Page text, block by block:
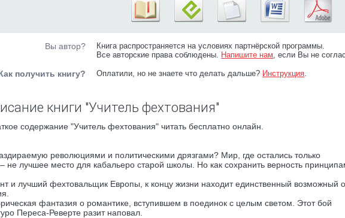
Вы автор?
Книга распространяется на условиях партнёрской программы.
Все авторские права соблюдены. Напишите нам, если Вы не
получить книгу? Оплатили, но не знаете что делать дальше? Инструкция.
книги "Учитель фехтования"
содержание "Учитель фехтования" читать бесплатно онлайн.
революциями и политическими дрязгами? Мир, где остались только
не лучшее место для кабальеро старой школы. Но как сохранить верность
и лучший фехтовальщик Европы, к концу жизни находит единственный возможный
фантазия о романтике, вступившем в поединок с целым светом. Этот бой
Переса-Реверте разит наповал.